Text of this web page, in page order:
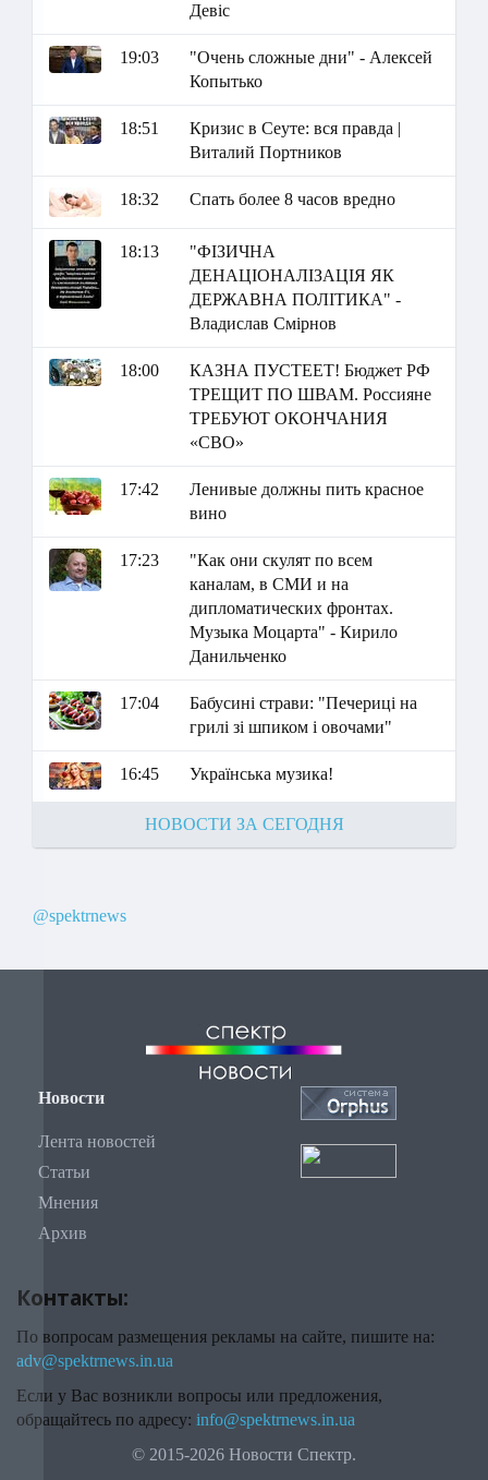
Девіс
19:03
"Очень сложные дни" - Алексей
Копытько
18:51
Кризис в Сеуте: вся правда |
Виталий Портников
18:32 Спать более 8 часов вредно
18:13
"ФІЗИЧНА
ДЕНАЦІОНАЛІЗАЦІЯ ЯК
ДЕРЖАВНА ПОЛІТИКА" -
Владислав Смірнов
18:00
КАЗНА ПУСТЕЕТ! Бюджет РФ
ТРЕЩИТ ПО ШВАМ. Россияне
ТРЕБУЮТ ОКОНЧАНИЯ
«СВО»
17:42
Ленивые должны пить красное
вино
17:23
"Как они скулят по всем
каналам, в СМИ и на
дипломатических фронтах.
Музыка Моцарта" - Кирило
Данильченко
17:04
Бабусині страви: "Печериці на
грилі зі шпиком і овочами"
16:45 Українська музика!
НОВОСТИ ЗА СЕГОДНЯ
@spektrnews
Новости
Лента новостей
Статьи
Мнения
Архив
Контакты:
По вопросам размещения рекламы на сайте, пишите на:
adv@spektrnews.in.ua
Если у Вас возникли вопросы или предложения,
обращайтесь по адресу: info@spektrnews.in.ua
© 2015-2026 Новости Спектр.